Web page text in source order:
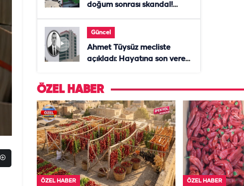
doğum sonrası skandal!
Güncel
Ahmet Tüysüz mecliste
açıkladı: Hayatına son veren
ÖZEL HABER
ÖZEL HABER ÖZEL HABER